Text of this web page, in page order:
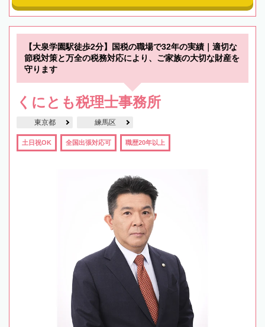
【大泉学園駅徒歩2分】国税の職場で32年の実績｜適切な
節税対策と万全の税務対応により、ご家族の大切な財産を
守ります
くにとも税理士事務所
東京都 練馬区
土日祝OK 全国出張対応可 職歴20年以上